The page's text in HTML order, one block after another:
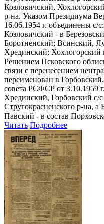
Козловичский,
р-на. Указом Президиума
16.06.1954 г. объединены с/
Козловичский - в
Боротненский; Всинский,
Хрединский; Хохлогорский
Решением Псковского
связи с перенесением
переименован в
совета РСФСР от 3.10.1959
Хрединский, Горбовский с/
Стругокрасненского р-на,
Павский - в состав
Читать Подробнее